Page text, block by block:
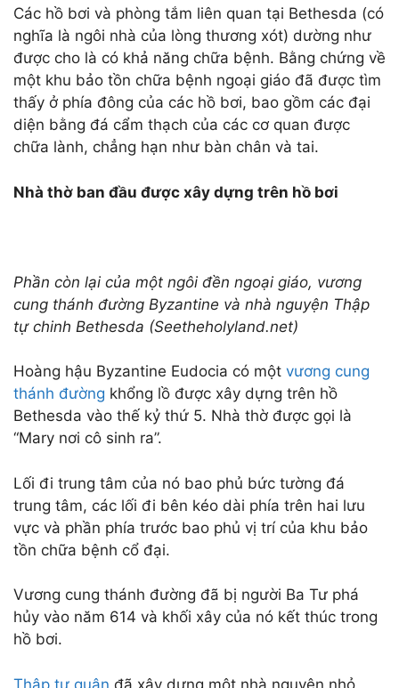
Các hồ bơi và phòng tắm liên quan tại Bethesda (có
nghĩa là ngôi nhà của lòng thương xót) dường như
được cho là có khả năng chữa bệnh. Bằng chứng về
một khu bảo tồn chữa bệnh ngoại giáo đã được tìm
thấy ở phía đông của các hồ bơi, bao gồm các đại
diện bằng đá cẩm thạch của các cơ quan được
chữa lành, chẳng hạn như bàn chân và tai.
Nhà thờ ban đầu được xây dựng trên hồ bơi
Phần còn lại của một ngôi đền ngoại giáo, vương
cung thánh đường Byzantine và nhà nguyện Thập
tự chinh Bethesda (Seetheholyland.net)
Hoàng hậu Byzantine Eudocia có một vương cung
thánh đường khổng lồ được xây dựng trên hồ
Bethesda vào thế kỷ thứ 5. Nhà thờ được gọi là
“Mary nơi cô sinh ra”.
Lối đi trung tâm của nó bao phủ bức tường đá
trung tâm, các lối đi bên kéo dài phía trên hai lưu
vực và phần phía trước bao phủ vị trí của khu bảo
tồn chữa bệnh cổ đại.
Vương cung thánh đường đã bị người Ba Tư phá
hủy vào năm 614 và khối xây của nó kết thúc trong
hồ bơi.
Thập tự quân đã xây dựng một nhà nguyện nhỏ,